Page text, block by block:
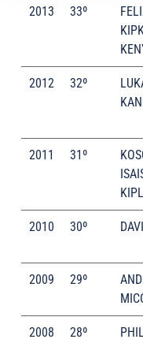
2013 33º
2012 32º
2011 31º
2010 30º
2009 29º
2008 28º